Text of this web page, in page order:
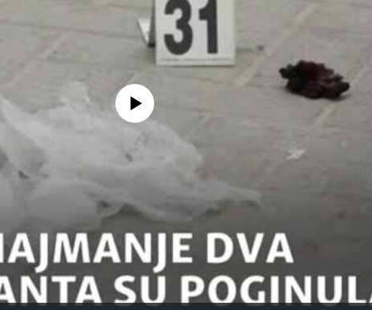
No media source currently available
Pratite